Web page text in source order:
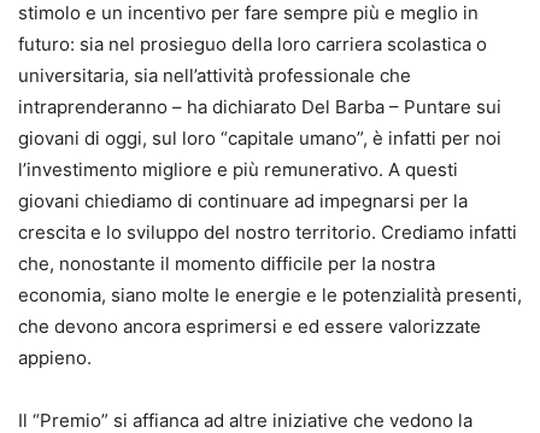
stimolo e un incentivo per fare sempre più e meglio in
futuro: sia nel prosieguo della loro carriera scolastica o
universitaria, sia nell’attività professionale che
intraprenderanno – ha dichiarato Del Barba – Puntare sui
giovani di oggi, sul loro “capitale umano”, è infatti per noi
l’investimento migliore e più remunerativo. A questi
giovani chiediamo di continuare ad impegnarsi per la
crescita e lo sviluppo del nostro territorio. Crediamo infatti
che, nonostante il momento difficile per la nostra
economia, siano molte le energie e le potenzialità presenti,
che devono ancora esprimersi e ed essere valorizzate
appieno.
Il “Premio” si affianca ad altre iniziative che vedono la